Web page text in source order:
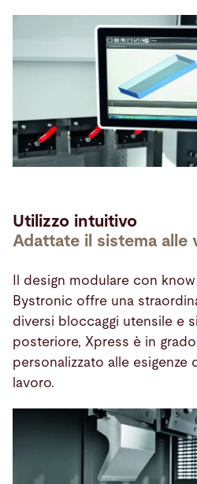
Utilizzo intuitivo
Adattate il sistema alle
Il design modulare con
Bystronic offre una
diversi bloccaggi utensile e
posteriore, Xpress è in
personalizzato alle esigenze
lavoro.